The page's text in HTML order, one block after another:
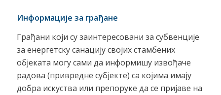
Информације за грађане
Грађани који су заинтересовани за субвенције
за енергетску санацију својих стамбених
објеката могу сами да информишу извођаче
радова (привредне субјекте) са којима имају
добра искуства или препоруке да се пријаве на